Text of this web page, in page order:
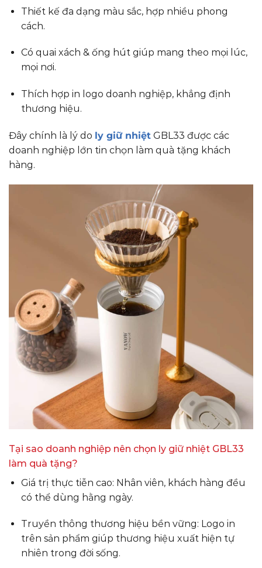
Thiết kế đa dạng màu sắc, hợp nhiều phong
cách.
Có quai xách & ống hút giúp mang theo mọi lúc,
mọi nơi.
Thích hợp in logo doanh nghiệp, khẳng định
thương hiệu.
Đây chính là lý do ly giữ nhiệt GBL33 được các
doanh nghiệp lớn tin chọn làm quà tặng khách
hàng.
Tại sao doanh nghiệp nên chọn ly giữ nhiệt GBL33
làm quà tặng?
Giá trị thực tiễn cao: Nhân viên, khách hàng đều
có thể dùng hằng ngày.
Truyền thông thương hiệu bền vững: Logo in
trên sản phẩm giúp thương hiệu xuất hiện tự
nhiên trong đời sống.